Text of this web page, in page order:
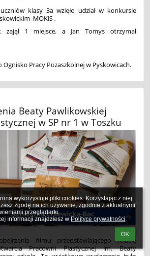
wykorzystuje pliki cookies. Korzystając z niej
zgodę na ich używanie, zgodnie z aktualnymi
przeglądarki.
informacji znajdziesz w Polityce prywatności.
OK
klasy 3a wzięło udział w konkursie
MOKiS .
zajął 1 miejsce, a Jan Tomys otrzymał
Ognisko Pracy Pozaszkolnej w Pyskowicach.
Beaty Pawlikowskiej
w SP nr 1 w Toszku
filmu przedstawiającego relację
Pracowni Plastycznej im. Beaty